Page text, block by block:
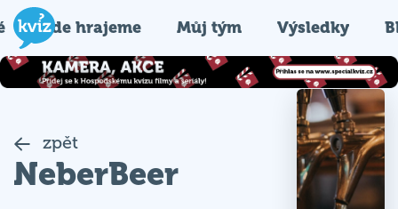
Kde hrajeme Můj tým Výsledky
zpět
NeberBeer